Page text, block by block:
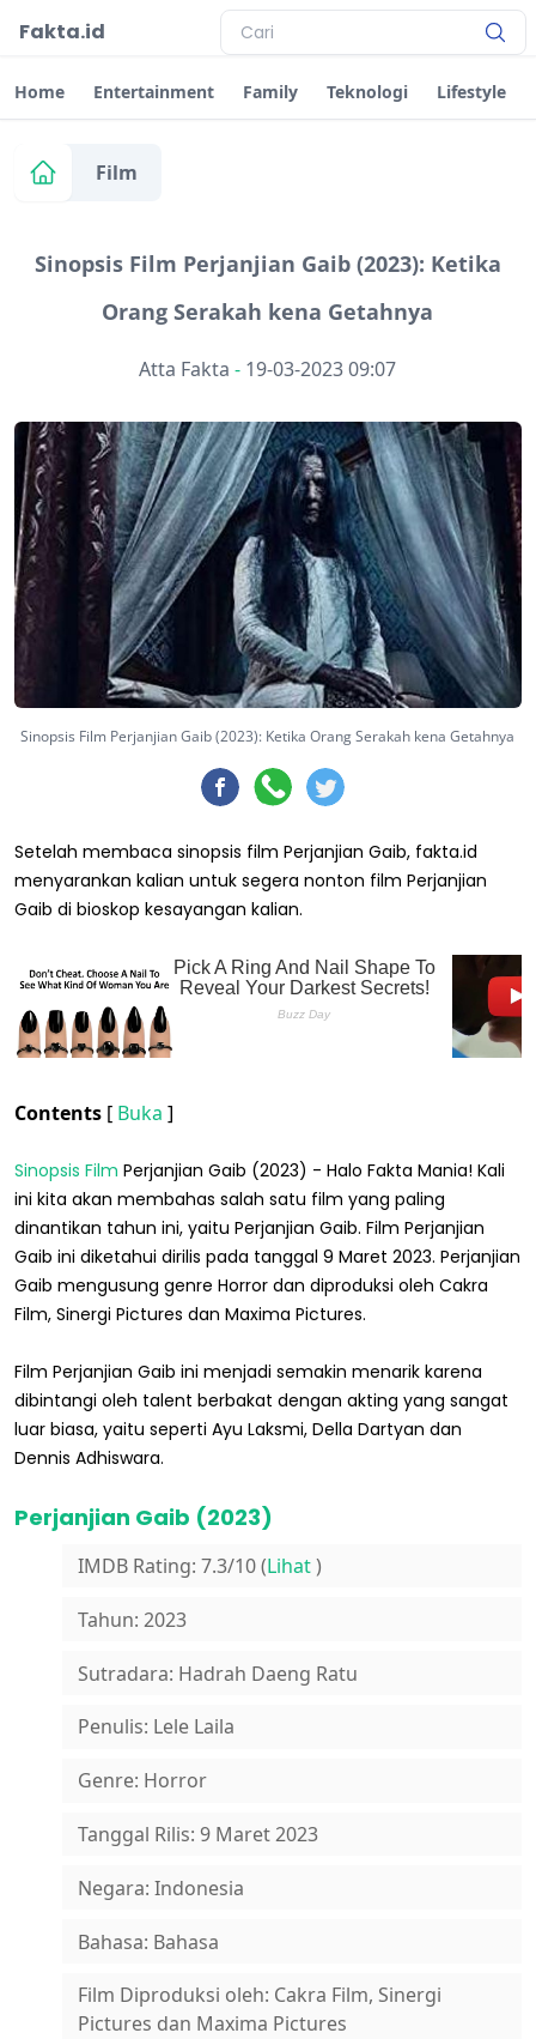
Fakta.id
Home Entertainment Family Teknologi Lifestyle
Film
Sinopsis Film Perjanjian Gaib (2023): Ketika
Orang Serakah kena Getahnya
Atta Fakta - 19-03-2023 09:07
Sinopsis Film Perjanjian Gaib (2023): Ketika Orang Serakah kena Getahnya
Setelah membaca sinopsis film Perjanjian Gaib, fakta.id
menyarankan kalian untuk segera nonton film Perjanjian
Gaib di bioskop kesayangan kalian.
Contents [ Buka ]
Sinopsis Film Perjanjian Gaib (2023) - Halo Fakta Mania! Kali
ini kita akan membahas salah satu film yang paling
dinantikan tahun ini, yaitu Perjanjian Gaib. Film Perjanjian
Gaib ini diketahui dirilis pada tanggal 9 Maret 2023. Perjanjian
Gaib mengusung genre Horror dan diproduksi oleh Cakra
Film, Sinergi Pictures dan Maxima Pictures.
Film Perjanjian Gaib ini menjadi semakin menarik karena
dibintangi oleh talent berbakat dengan akting yang sangat
luar biasa, yaitu seperti Ayu Laksmi, Della Dartyan dan
Dennis Adhiswara.
Perjanjian Gaib (2023)
IMDB Rating: 7.3/10 (Lihat)
Tahun: 2023
Sutradara: Hadrah Daeng Ratu
Penulis: Lele Laila
Genre: Horror
Tanggal Rilis: 9 Maret 2023
Negara: Indonesia
Bahasa: Bahasa
Film Diproduksi oleh: Cakra Film, Sinergi
Pictures dan Maxima Pictures